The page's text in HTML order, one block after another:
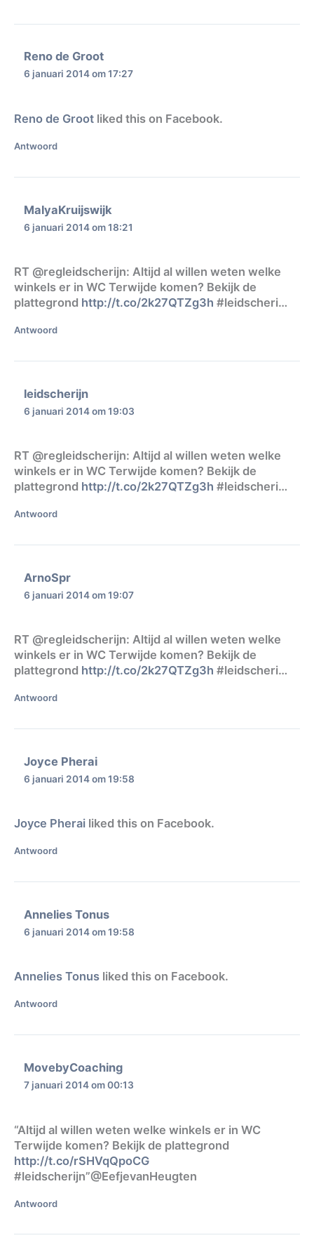
Reno de Groot
6 januari 2014 om 17:27
Reno de Groot liked this on Facebook.
Antwoord
MalyaKruijswijk
6 januari 2014 om 18:21
RT @regleidscherijn: Altijd al willen weten welke
winkels er in WC Terwijde komen? Bekijk de
plattegrond http://t.co/2k27QTZg3h #leidscheri…
Antwoord
leidscherijn
6 januari 2014 om 19:03
RT @regleidscherijn: Altijd al willen weten welke
winkels er in WC Terwijde komen? Bekijk de
plattegrond http://t.co/2k27QTZg3h #leidscheri…
Antwoord
ArnoSpr
6 januari 2014 om 19:07
RT @regleidscherijn: Altijd al willen weten welke
winkels er in WC Terwijde komen? Bekijk de
plattegrond http://t.co/2k27QTZg3h #leidscheri…
Antwoord
Joyce Pherai
6 januari 2014 om 19:58
Joyce Pherai liked this on Facebook.
Antwoord
Annelies Tonus
6 januari 2014 om 19:58
Annelies Tonus liked this on Facebook.
Antwoord
MovebyCoaching
7 januari 2014 om 00:13
“Altijd al willen weten welke winkels er in WC
Terwijde komen? Bekijk de plattegrond
http://t.co/rSHVqQpoCG
#leidscherijn”@EefjevanHeugten
Antwoord